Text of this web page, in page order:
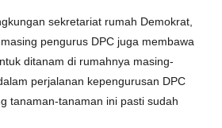
sekretariat rumah Demokrat,
pengurus DPC juga membawa
ditanam di rumahnya masing-
perjalanan kepengurusan DPC
tanaman-tanaman ini pasti sudah